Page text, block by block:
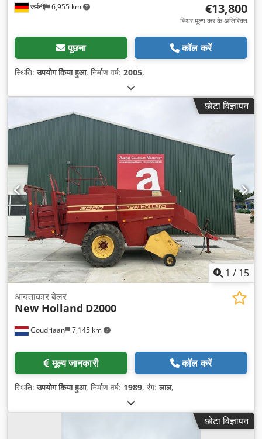
जर्मनी 6,955 km €13,800
स्थिर मूल्य कर के अतिरिक्त
पूछना कॉल करें
स्थिति:उपयोग किया हुआ, निर्माण वर्ष: 2005,
छोटा विज्ञापन
1 / 15
Goudriaan 7,145 km
आयताकार बेलर
New Holland D2000
मूल्य जानकारी कॉल करें
स्थिति:उपयोग किया हुआ, निर्माण वर्ष: 1989, रंग:लाल,
छोटा विज्ञापन